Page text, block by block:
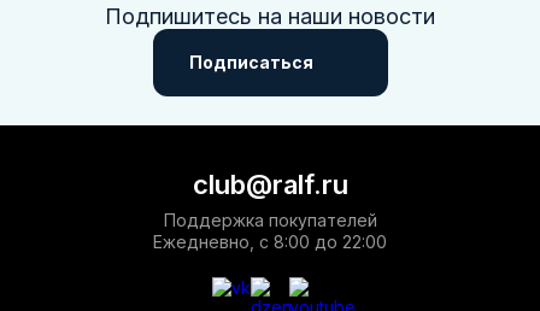
Подпишитесь на наши новости
Подписаться
club@ralf.ru
Поддержка покупателей
Ежедневно, с 8:00 до 22:00